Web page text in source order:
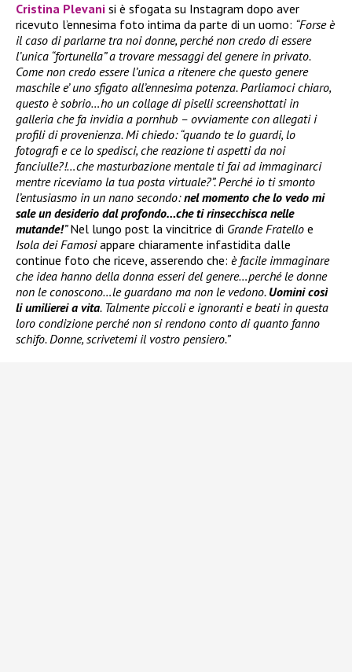
Cristina Plevani si è sfogata su Instagram dopo aver
ricevuto l’ennesima foto intima da parte di un uomo: “Forse è
il caso di parlarne tra noi donne, perché non credo di essere
l’unica “fortunella” a trovare messaggi del genere in privato.
Come non credo essere l’unica a ritenere che questo genere
maschile e’ uno sfigato all’ennesima potenza. Parliamoci chiaro,
questo è sobrio…ho un collage di piselli screenshottati in
galleria che fa invidia a pornhub – ovviamente con allegati i
profili di provenienza. Mi chiedo: “quando te lo guardi, lo
fotografi e ce lo spedisci, che reazione ti aspetti da noi
fanciulle?!…che masturbazione mentale ti fai ad immaginarci
mentre riceviamo la tua posta virtuale?”. Perché io ti smonto
l’entusiasmo in un nano secondo:nel momento che lo vedo mi
sale un desiderio dal profondo…che ti rinsecchisca nelle
mutande!”Nel lungo post la vincitrice di Grande Fratello e
Isola dei Famosiappare chiaramente infastidita dalle
continue foto che riceve, asserendo che: è facile immaginare
che idea hanno della donna esseri del genere…perché le donne
non le conoscono…le guardano ma non le vedono. Uomini così
li umilierei a vita. Talmente piccoli e ignoranti e beati in questa
loro condizione perché non si rendono conto di quanto fanno
schifo. Donne, scrivetemi il vostro pensiero.”